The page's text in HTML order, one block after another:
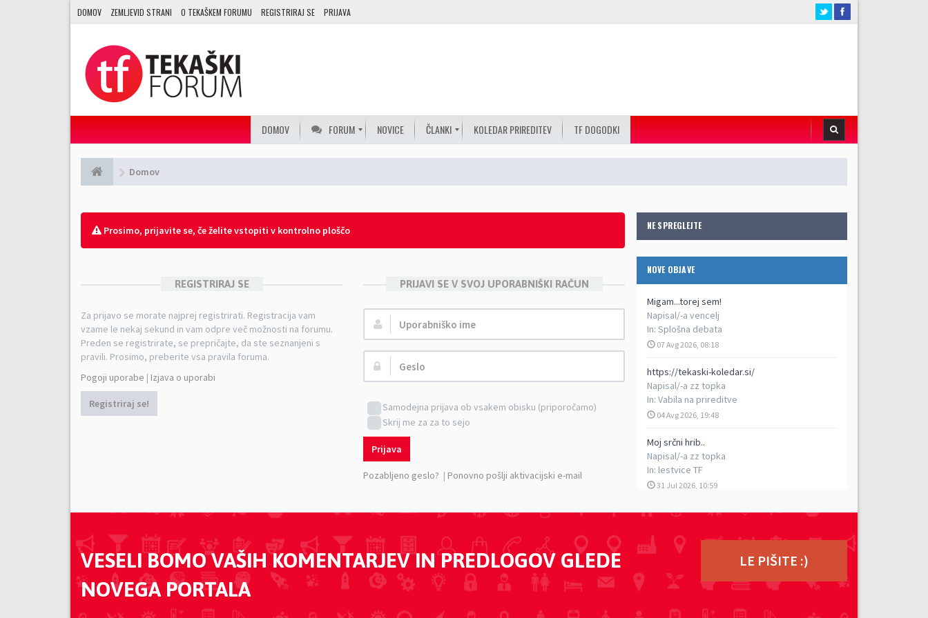
DOMOV ZEMLJEVID STRANI O TEKAŠKEM FORUMU REGISTRIRAJ SE PRIJAVA
DOMOV FORUM NOVICE ČLANKI KOLEDAR PRIREDITEV TF DOGODKI
Domov
NE SPREGLEJTE
NOVE OBJAVE
Migam...torej sem!
Napisal/-a vencelj
In: Splošna debata
07 Avg 2026, 08:18
https://tekaski-koledar.si/
Napisal/-a zz topka
In: Vabila na prireditve
04 Avg 2026, 19:48
Moj srčni hrib..
Napisal/-a zz topka
In: lestvice TF
31 Jul 2026, 10:59
5. vzpon na Porezen
In:
Poročila s prireditev
29 Jul 2026, 17:13
TEK DVOJK - petkilometrski rekreativni tek v
Napisal/-a
ziga
Prosimo, prijavite se, če želite vstopiti v kontrolno ploščo
REGISTRIRAJ SE
Za prijavo se morate najprej registrirati. Registracija vam
vzame le nekaj sekund in vam odpre več možnosti na forumu.
Preden se registrirate, se prepričajte, da ste seznanjeni s
pravili. Prosimo, preberite vsa pravila foruma.
Pogoji uporabe | Izjava o uporabi
Registriraj se!
PRIJAVI SE V SVOJ UPORABNIŠKI RAČUN
Uporabniško
ime:
Geslo:
Samodejna prijava ob vsakem obisku (priporočamo)
Skrij me za za to sejo
Prijava
Pozabljeno geslo? | Ponovno pošlji aktivacijski e-mail
VESELI BOMO VAŠIH KOMENTARJEV IN PREDLOGOV GLEDE
NOVEGA PORTALA
LE PIŠITE :)